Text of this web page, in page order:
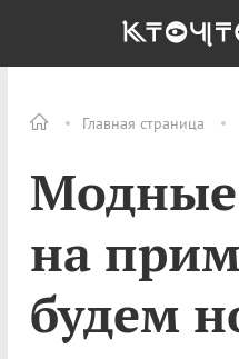
Главная страница
Модные
на
будем